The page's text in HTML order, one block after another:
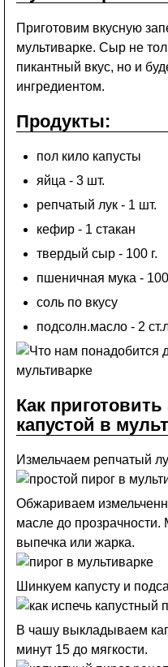
Приготовим вкусную
мультиварке. Сыр не
пикантный вкус, но и
ингредиентом.
Продукты:
пол кило капусты
яйца - 3 шт.
репчатый лук - 1 шт.
кефир - 1 стакан
твердый сыр - 100 г.
пшеничная мука - 100
соль по вкусу
подсолн.масло - 2
Как приготовить
капустой в
Измельчаем репчатый
Обжариваем
масле до
выпечка или жарка.
Шинкуем капусту и
В чашу выкладываем
минут 15 до мягкости.